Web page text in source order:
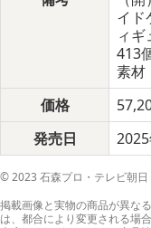
イド
ィ
413
素材
価格
発売日
© 2023 石森プロ・テレビ朝日
掲載画像と実物の商品が異な
は、都合により変更される場